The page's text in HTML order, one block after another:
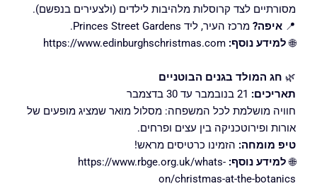
מסורתיים לצד קרוסלות מלהיבות לילדים (ולצעירים בנפשם).
📍 איפה? מרכז העיר, ליד Princes Street Gardens.
🌐למידע נוסף: https://www.edinburghschristmas.com
🌿 חג המולד בגנים הבוטניים
תאריכים:
חוויה מושלמת לכל המשפחה: מסלול מואר שמציג מופעים של
אורות ופירוטכניקה בין עצים ופרחים.
טיפ מומחה: הזמינו כרטיסים מראש!
🌐למידע נוסף: https://www.rbge.org.uk/whats-
on/christmas-at-the-botanics